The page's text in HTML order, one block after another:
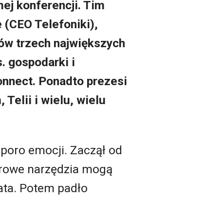
konferencji. Tim
(CEO Telefoniki),
trzech największych
gospodarki i
Ponadto prezesi
Telii i wielu, wielu
emocji. Zaczął od
narzędzia mogą
Potem padło